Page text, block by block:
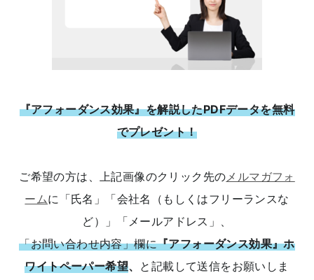
『アフォーダンス効果』を解説したPDFデータを無料
でプレゼント！
ご希望の方は、上記画像のクリック先の メルマガフォ
ームに「氏名」「会社名（もしくはフリーランスな
ど）」「メールアドレス」、
「お問い合わせ内容」欄に『アフォーダンス効果』ホ
ワイトペーパー希望、 と記載して送信をお願いしま